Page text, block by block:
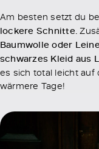
Am besten setzt du
lockere Schnitte.
Baumwolle oder
schwarzes Kleid aus
es sich total leicht auf
wärmere Tage!